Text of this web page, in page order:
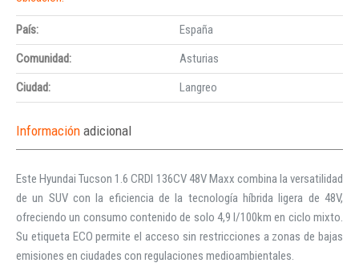
País:
España
Comunidad:
Asturias
Ciudad:
Langreo
Información adicional
Este Hyundai Tucson 1.6 CRDI 136CV 48V Maxx combina la versatilidad
de un SUV con la eficiencia de la tecnología híbrida ligera de 48V,
ofreciendo un consumo contenido de solo 4,9 l/100km en ciclo mixto.
Su etiqueta ECO permite el acceso sin restricciones a zonas de bajas
emisiones en ciudades con regulaciones medioambientales.